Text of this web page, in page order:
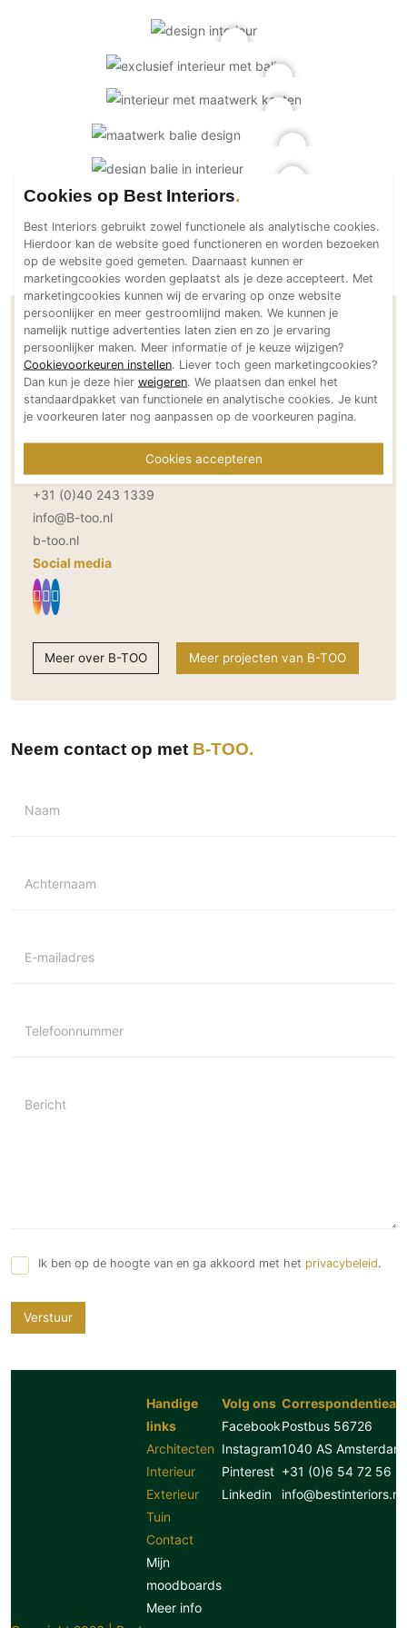
Houten vloeren
Natuursteen en keramiek vloeren
Wandafwerking
Beton Ciré
Behang / Wandtextiel
Natuursteen en keramiek
Leer
Schilderwerk
Stucwerk
Spuitwerk
Technologie
Thuisbioscoop
Domotica
Mirror TV
Fitnessapparatuur
Wifi
Aannemers Interieur
Wijnkelder en wijnkasten
Contactgegevens B-TOO
Adresgegevens
Achtseweg Zuid 251
5651 GW Eindhoven
Bereikbaar via
+31 (0)40 243 1339
info@B-too.nl
b-too.nl
Social media
Meer over B-TOO Meer projecten van B-TOO
Neem contact op met B-TOO
Naam
Achternaam
E-mailadres
Telefoonnummer
Bericht
Ik ben op de hoogte van en ga akkoord met het privacybeleid.
Verstuur
Handige
links
Architecten
Interieur
Exterieur
Tuin
Contact
Mijn
moodboards
Meer info
Volg ons
Facebook
Instagram
Pinterest
Linkedin
Postbus 56726
1040 AS Amsterdam
+31 (0)6 54 72 56
info@bestinteriors.nl
Cookies op Best Interiors
Best Interiors gebruikt zowel functionele als analytische cookies.
Hierdoor kan de website goed functioneren en worden bezoeken
op de website goed gemeten. Daarnaast kunnen er
marketingcookies worden geplaatst als je deze accepteert. Met
marketingcookies kunnen wij de ervaring op onze website
persoonlijker en meer gestroomlijnd maken. We kunnen je
namelijk nuttige advertenties laten zien en zo je ervaring
persoonlijker maken. Meer informatie of je keuze wijzigen?
Cookievoorkeuren instellen. Liever toch geen marketingcookies?
Dan kun je deze hier weigeren. We plaatsen dan enkel het
standaardpakket van functionele en analytische cookies. Je kunt
je voorkeuren later nog aanpassen op de voorkeuren pagina.
Cookies accepteren